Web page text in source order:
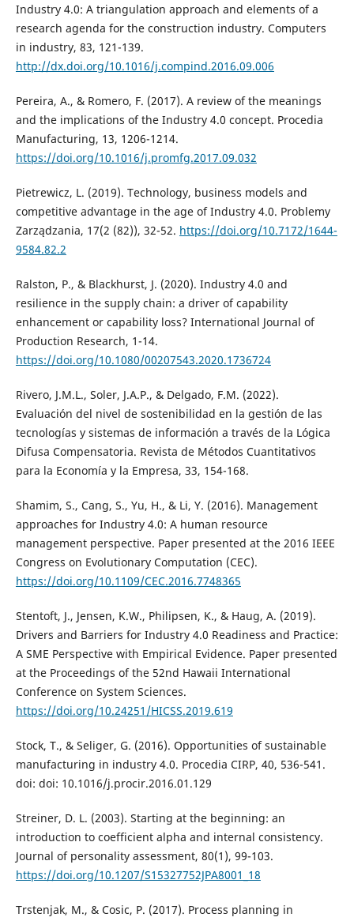
Industry 4.0: A triangulation approach and elements of a
research agenda for the construction industry. Computers
in industry, 83, 121-139.
http://dx.doi.org/10.1016/j.compind.2016.09.006
Pereira, A., & Romero, F. (2017). A review of the meanings
and the implications of the Industry 4.0 concept. Procedia
Manufacturing, 13, 1206-1214.
https://doi.org/10.1016/j.promfg.2017.09.032
Pietrewicz, L. (2019). Technology, business models and
competitive advantage in the age of Industry 4.0. Problemy
Zarządzania, 17(2 (82)), 32-52. https://doi.org/10.7172/1644-
9584.82.2
Ralston, P., & Blackhurst, J. (2020). Industry 4.0 and
resilience in the supply chain: a driver of capability
enhancement or capability loss? International Journal of
Production Research, 1-14.
https://doi.org/10.1080/00207543.2020.1736724
Rivero, J.M.L., Soler, J.A.P., & Delgado, F.M. (2022).
Evaluación del nivel de sostenibilidad en la gestión de las
tecnologías y sistemas de información a través de la Lógica
Difusa Compensatoria. Revista de Métodos Cuantitativos
para la Economía y la Empresa, 33, 154-168.
Shamim, S., Cang, S., Yu, H., & Li, Y. (2016). Management
approaches for Industry 4.0: A human resource
management perspective. Paper presented at the 2016 IEEE
Congress on Evolutionary Computation (CEC).
https://doi.org/10.1109/CEC.2016.7748365
Stentoft, J., Jensen, K.W., Philipsen, K., & Haug, A. (2019).
Drivers and Barriers for Industry 4.0 Readiness and Practice:
A SME Perspective with Empirical Evidence. Paper presented
at the Proceedings of the 52nd Hawaii International
Conference on System Sciences.
https://doi.org/10.24251/HICSS.2019.619
Stock, T., & Seliger, G. (2016). Opportunities of sustainable
manufacturing in industry 4.0. Procedia CIRP, 40, 536-541.
doi: doi: 10.1016/j.procir.2016.01.129
Streiner, D. L. (2003). Starting at the beginning: an
introduction to coefficient alpha and internal consistency.
Journal of personality assessment, 80(1), 99-103.
https://doi.org/10.1207/S15327752JPA8001_18
Trstenjak, M., & Cosic, P. (2017). Process planning in